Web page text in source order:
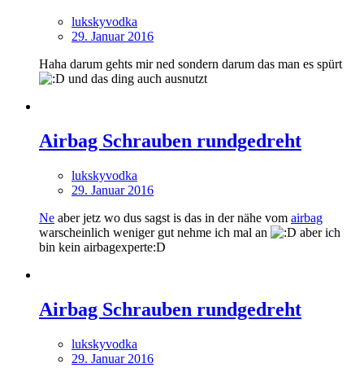
lukskyvodka
29. Januar 2016
Haha darum gehts mir ned sondern darum das man es spürt
und das ding auch ausnutzt
Airbag Schrauben rundgedreht
lukskyvodka
29. Januar 2016
Ne aber jetz wo dus sagst is das in der nähe vom airbag
warscheinlich weniger gut nehme ich mal an
aber ich
bin kein airbagexperte:D
Airbag Schrauben rundgedreht
lukskyvodka
29. Januar 2016